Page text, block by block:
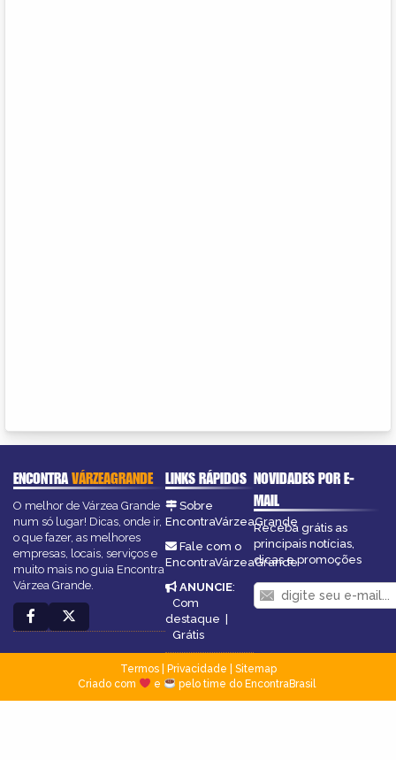
ENCONTRAVÁRZEAGRANDE
O melhor de Várzea Grande
num só lugar! Dicas, onde ir,
o que fazer, as melhores
empresas, locais, serviços e
muito mais no guia Encontra
Várzea Grande.
LINKS RÁPIDOS
Sobre
EncontraVárzeaGrande
Fale com o
EncontraVárzeaGrande
ANUNCIE:
Com
destaque |
Grátis
NOVIDADES POR E-
MAIL
Receba grátis as
principais notícias,
dicas e promoções
Termos| Privacidade
Sitemap
Criado com
e pelo time do EncontraBrasil